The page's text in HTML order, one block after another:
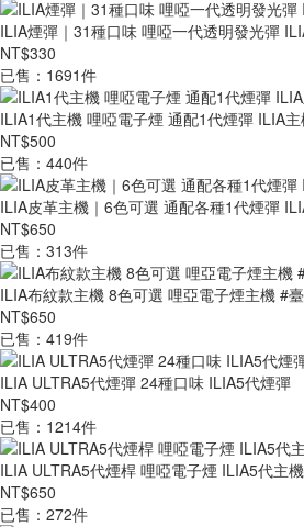
ILIA煙彈｜31種口味 哩啞一代透明發光彈
NT$330
已售：1691件
ILIA1代主機 哩啞電子煙 通配1代煙彈 ILIA
NT$500
已售：440件
ILIA皮革主機｜6色可選 通配各種1代煙彈
NT$650
已售：313件
ILIA布紋款主機 8色可選 哩亞電子煙主機 #
NT$650
已售：419件
ILIA ULTRA5代煙彈 24種口味 ILIA5代煙彈
NT$400
已售：1214件
ILIA ULTRA5代煙桿 哩啞電子煙 ILIA5代主機
NT$650
已售：272件